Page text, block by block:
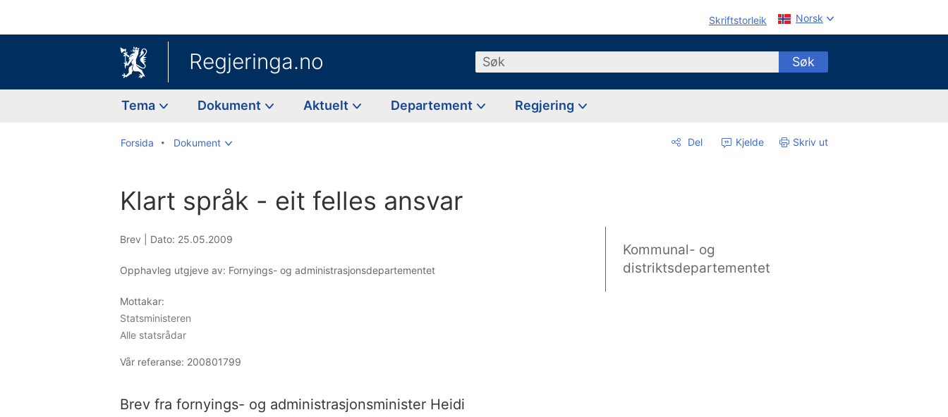
Skriftstorleik Norsk
Regjeringa.no Søk Søk
Tema Dokument Aktuelt Departement Regjering
Forsida Dokument Del Kjelde Skriv ut
Klart språk - eit felles ansvar
Brev | Dato: 25.05.2009
Opphavleg utgjeve av: Fornyings- og administrasjonsdepartementet
Mottakar:
Statsministeren
Alle statsrådar
Vår referanse: 200801799
Brev fra fornyings- og administrasjonsminister Heidi
Kommunal- og
distriktsdepartementet